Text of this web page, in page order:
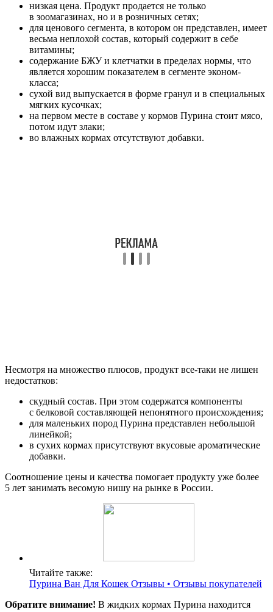
низкая цена. Продукт продается не только
в зоомагазинах, но и в розничных сетях;
для ценового сегмента, в котором он представлен, имеет
весьма неплохой состав, который содержит в себе
витамины;
содержание БЖУ и клетчатки в пределах нормы, что
является хорошим показателем в сегменте эконом-
класса;
сухой вид выпускается в форме гранул и в специальных
мягких кусочках;
на первом месте в составе у кормов Пурина стоит мясо,
потом идут злаки;
во влажных кормах отсутствуют добавки.
Несмотря на множество плюсов, продукт все-таки не лишен
недостатков:
скудный состав. При этом содержатся компоненты
с белковой составляющей непонятного происхождения;
для маленьких пород Пурина представлен небольшой
линейкой;
в сухих кормах присутствуют вкусовые ароматические
добавки.
Соотношение цены и качества помогает продукту уже более
5 лет занимать весомую нишу на рынке в России.
Читайте также:
Пурина Ван Для Кошек Отзывы • Отзывы покупателей
Обратите внимание! В жидких кормах Пурина находится